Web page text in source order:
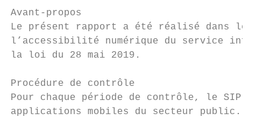
Avant-propos
Le présent rapport a été réalisé dans le
l’accessibilité numérique du service
la loi du 28 mai 2019.
Procédure de contrôle
Pour chaque période de contrôle, le SIP
applications mobiles du secteur public.